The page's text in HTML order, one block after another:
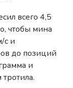
всего 4,5
чтобы мина
с и
до позиций
и